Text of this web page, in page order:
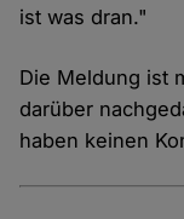
ist was dran."
Die Meldung ist
darüber
haben keinen